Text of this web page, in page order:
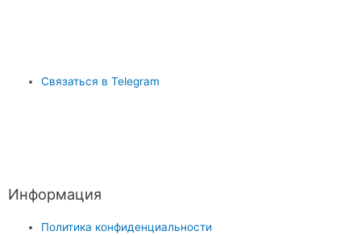
Связаться в Telegram
Информация
Политика конфиденциальности